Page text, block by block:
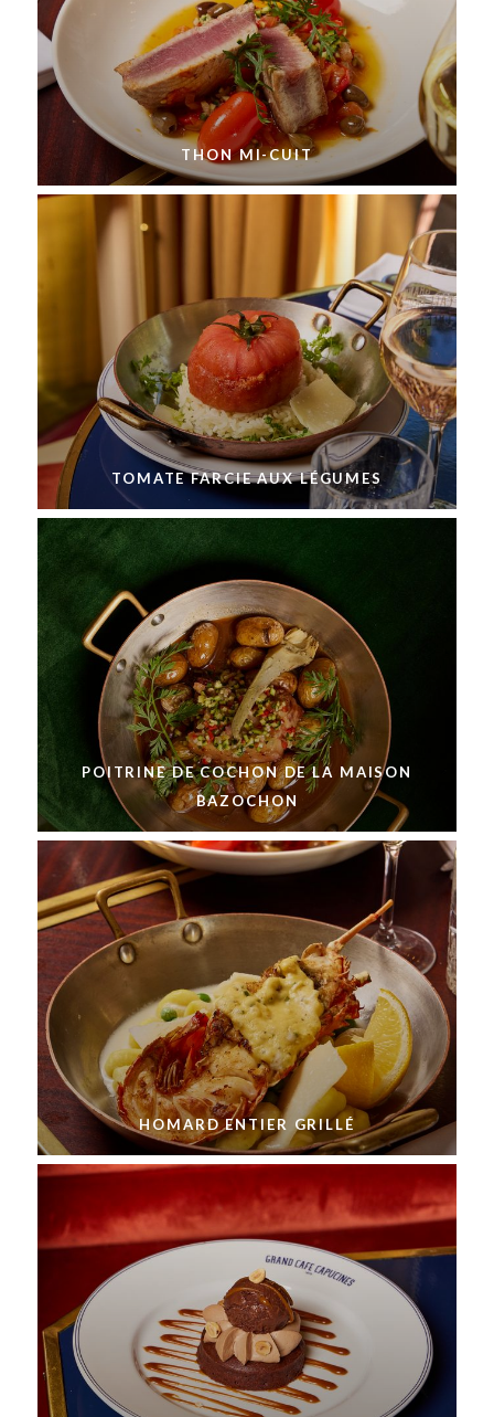
THON MI-CUIT
TOMATE FARCIE AUX LÉGUMES
POITRINE DE COCHON DE LA MAISON
BAZOCHON
HOMARD ENTIER GRILLÉ